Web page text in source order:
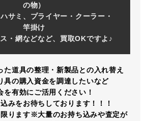
の物）
サミ、プライヤー・クーラー・
竿掛け
・網などなど、買取OKですよ♪
た道具の整理・新製品との入れ替え
具の購入資金を調達したいなど
を有効にご活用ください！
みをお待ちしております！！！
ります※大量のお持ち込みや査定が